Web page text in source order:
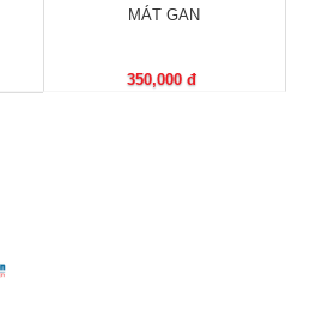
MÁT GAN
350,000 đ